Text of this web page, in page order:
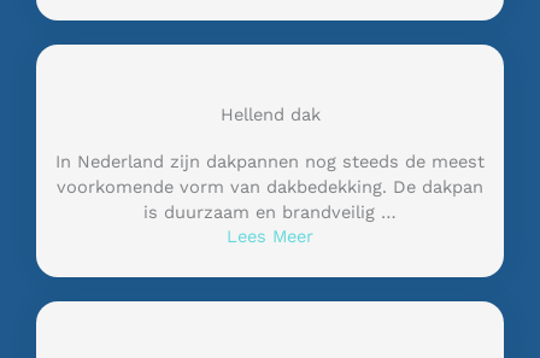
Hellend dak
In Nederland zijn dakpannen nog steeds de meest
voorkomende vorm van dakbedekking. De dakpan
is duurzaam en brandveilig …
Lees Meer